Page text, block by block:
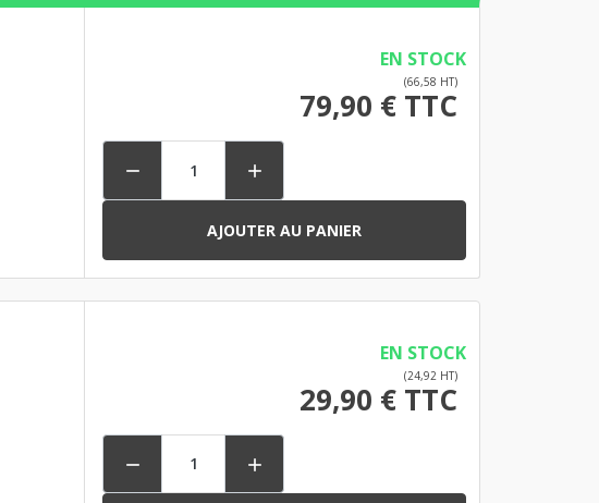
EN STOCK
(66,58 HT)
79,90 € TTC
 
AJOUTER AU PANIER
EN STOCK
(24,92 HT)
29,90 € TTC
 